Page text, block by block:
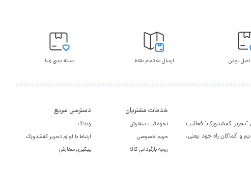
بودن ارسال به تمام نقاط بسته بندی زیبا
"تحریر کفشدوزک" فعالیت
و کماکان راه خود یعنی،
خدمات مشتریان
نحوه ثبت سفارش
حریم خصوصی
رویه بازگردانی کالا
دسترسی سریع
وبلاگ
ارتباط با لوازم تحریر کفشدوزک
پیگیری سفارش